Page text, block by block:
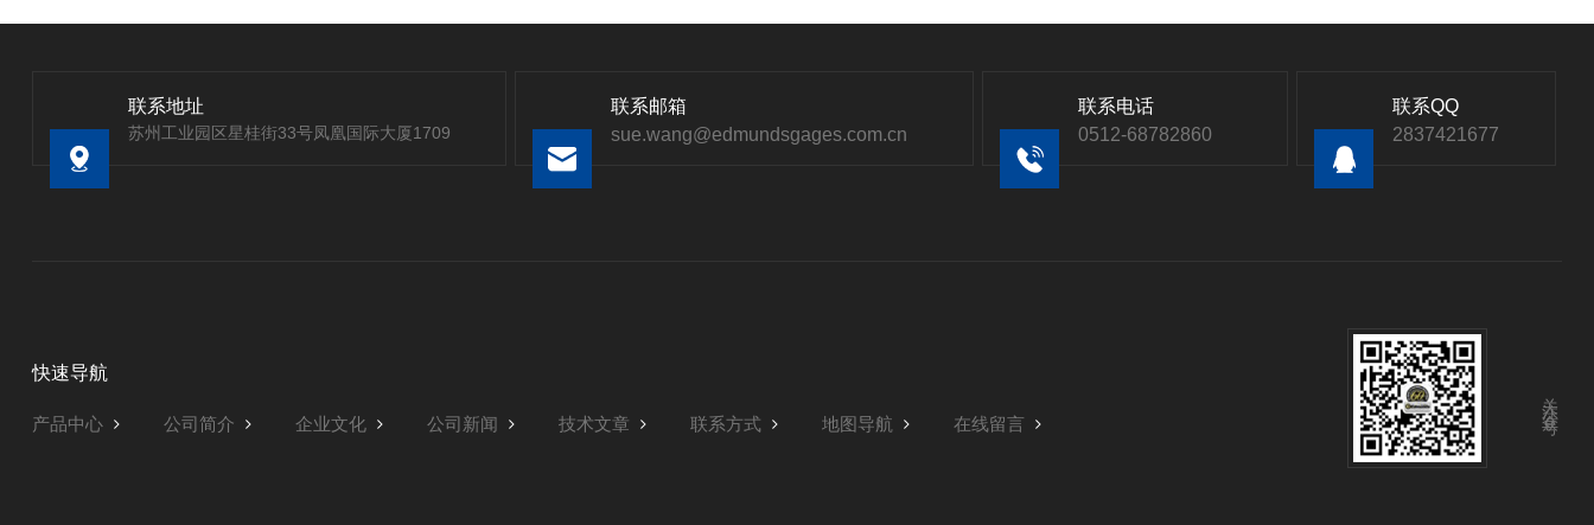
联系地址
苏州工业园区星桂街33号凤凰国际大厦1709
联系邮箱
sue.wang@edmundsgages.com.cn
联系电话
0512-68782860
联系QQ
2837421677
快速导航
产品中心 公司简介 企业文化 公司新闻 技术文章 联系方式 地图导航 在线留言
关注公众号